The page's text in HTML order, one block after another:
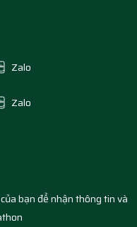
Zalo
Zalo
bạn để nhận thông tin và